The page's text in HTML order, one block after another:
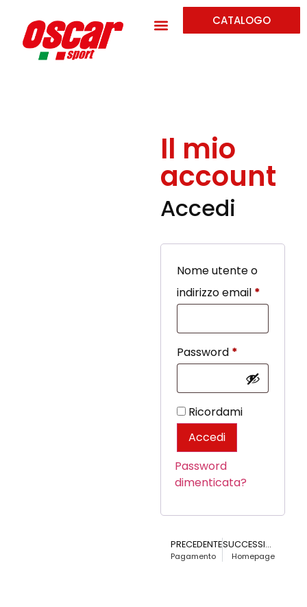
CATALOGO
Il mio
account
Accedi
Nome utente o
indirizzo email *
Password *
Ricordami
Accedi
Password
dimenticata?
PRECEDENTE
Pagamento
SUCCESSIVO
Homepage